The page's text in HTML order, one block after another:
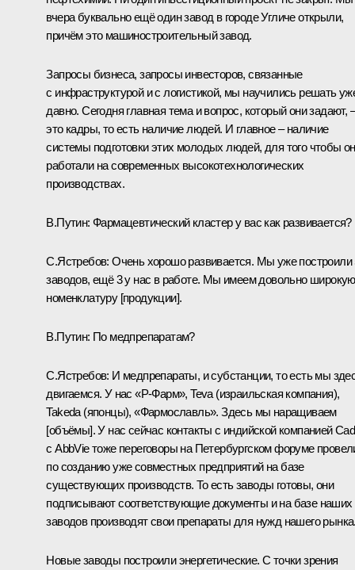
вчера буквально ещё один завод в городе Угличе открыли,
причём это машиностроительный завод.
Запросы бизнеса, запросы инвесторов, связанные
с инфраструктурой и с логистикой, мы научились решать
давно. Сегодня главная тема и вопрос, который они задают, –
это кадры, то есть наличие людей. И главное – наличие
системы подготовки этих молодых людей, для того чтобы
работали на современных высокотехнологических
производствах.
В.Путин: Фармацевтический кластер у вас как развивается?
С.Ястребов: Очень хорошо развивается. Мы уже построили
заводов, ещё 3 у нас в работе. Мы имеем довольно широкую
номенклатуру [продукции].
В.Путин: По медпрепаратам?
С.Ястребов: И медпрепараты, и субстанции, то есть мы
двигаемся. У нас «Р-Фарм», Teva (израильская компания),
Takeda (японцы), «Фармославль». Здесь мы наращиваем
[объёмы]. У нас сейчас контакты с индийской компанией
с AbbVie тоже переговоры на Петербургском форуме
по созданию уже совместных предприятий на базе
существующих производств. То есть заводы готовы, они
подписывают соответствующие документы и на базе наших
заводов производят свои препараты для нужд нашего
Новые заводы построили энергетические. С точки зрения